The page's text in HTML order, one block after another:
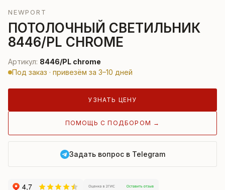
NEWPORT
ПОТОЛОЧНЫЙ СВЕТИЛЬНИК
8446/PL CHROME
Артикул: 8446/PL chrome
Под заказ · привезём за 3–10 дней
УЗНАТЬ ЦЕНУ
ПОМОЩЬ С ПОДБОРОМ →
Задать вопрос в Telegram